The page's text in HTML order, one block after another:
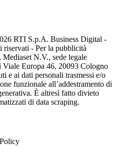
RTI S.p.A. Business Digital -
- Per la pubblicità
N.V., sede legale
Europa 46, 20093 Cologno
e ai dati personali trasmessi e/o
funzionale all’addestramento di
È altresì fatto divieto
di data scraping.